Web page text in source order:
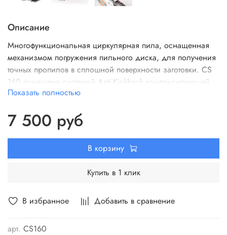
В избранное Добавить в сравнение
арт. CS160
Описание
Многофункциональная циркулярная пила, оснащенная
механизмом погружения пильного диска, для получения
точных пропилов в сплошной поверхности заготовки. CS
160 оснащена системой Anti-Kickback компенсирующей
отдачу возникающую во время работы.
Показать полностью
7 500 руб
В корзину
Купить в 1 клик